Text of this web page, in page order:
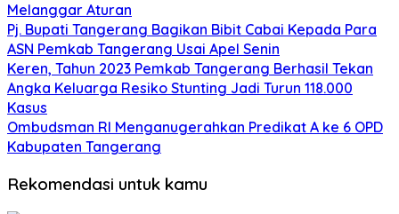
Melanggar Aturan
Pj. Bupati Tangerang Bagikan Bibit Cabai Kepada Para
ASN Pemkab Tangerang Usai Apel Senin
Keren, Tahun 2023 Pemkab Tangerang Berhasil Tekan
Angka Keluarga Resiko Stunting Jadi Turun 118.000
Kasus
Ombudsman RI Menganugerahkan Predikat A ke 6 OPD
Kabupaten Tangerang
Rekomendasi untuk kamu